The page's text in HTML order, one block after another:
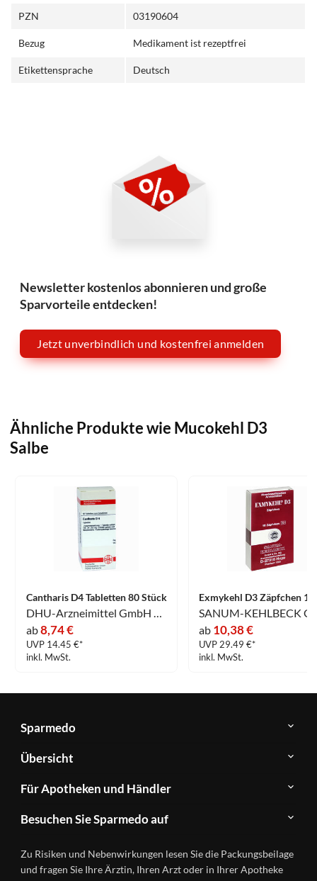
PZN 03190604
Bezug Medikament ist rezeptfrei
Etikettensprache Deutsch
Newsletter kostenlos abonnieren und große
Sparvorteile entdecken!
Jetzt unverbindlich und kostenfrei anmelden
Ähnliche Produkte wie Mucokehl D3
Salbe
Cantharis D4 Tabletten 80 Stück
ab8,74 €
UVP 14.45 €*
inkl. MwSt.
ab 10,38 €
UVP 29.49 €*
inkl. MwSt.
Sparmedo
Über
Sparmedo
FAQ
Kontakt
Datenschutz
Nutzungsbedingungen
Übersicht
Herstellerverzeichnis
Produkte
A-
Ratgeber
Wirkstoffe
Für Apotheken und Händler
&
Händlerlogin
Besuchen Sie Sparmedo auf
Instagram
Zu Risiken und Nebenwirkungen lesen Sie die Packungsbeilage
und fragen Sie Ihre Ärztin, Ihren Arzt oder in Ihrer Apotheke